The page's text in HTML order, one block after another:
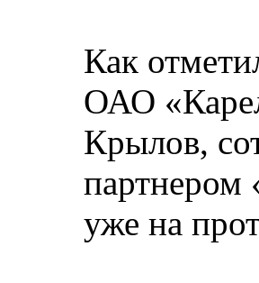
Как
ОАО
Крылов,
уже на